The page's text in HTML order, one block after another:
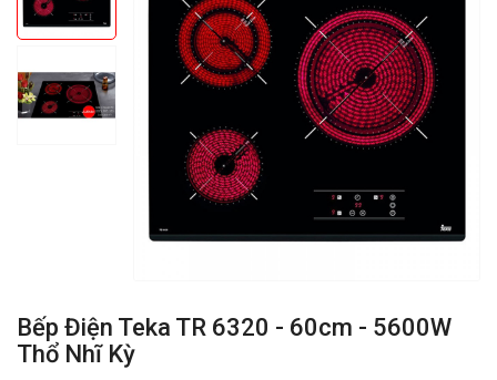
Bếp Điện Teka TR 6320 - 60cm - 5600W
Thổ Nhĩ Kỳ